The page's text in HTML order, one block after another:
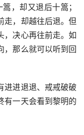
，却又退后十篙；
走，却越往后退。但
，决心再往前走。如
，那么就可以听到回
进进退退、戒戒破破
有一天会看到黎明的